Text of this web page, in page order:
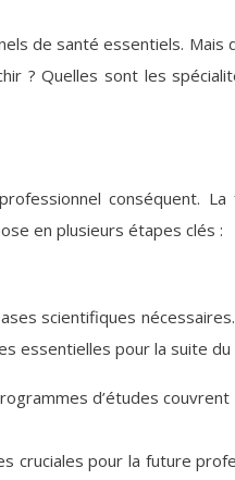
de santé essentiels.
? Quelles sont les
conséquent.
en plusieurs étapes clés :
scientifiques
essentielles pour la suite du
d’études
pour la future